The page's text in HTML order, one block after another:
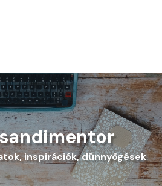
inspirációk, dünnyögések